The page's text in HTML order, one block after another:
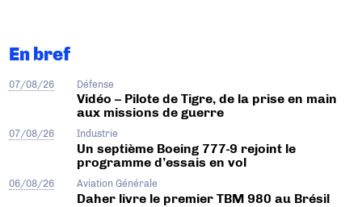
En bref
07/08/26 Défense
Vidéo – Pilote de Tigre, de la prise en main
aux missions de guerre
07/08/26 Industrie
Un septième Boeing 777-9 rejoint le
programme d’essais en vol
06/08/26 Aviation Générale
Daher livre le premier TBM 980 au Brésil